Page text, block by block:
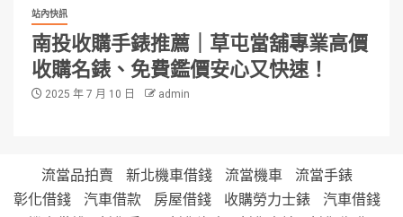
站內快訊
南投收購手錶推薦｜草屯當舖專業高價
收購名錶、免費鑑價安心又快速！
2025 年 7 月 10 日 admin
流當品拍賣 新北機車借錢 流當機車
流當手錶
彰化借錢
汽車借款 房屋借錢 收購勞力士錶
汽車借錢